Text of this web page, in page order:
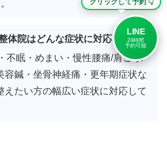
体院はどんな症状に対応？
不眠・めまい・慢性腰痛/肩こり/
容鍼・坐骨神経痛・更年期症状な
えたい方の幅広い症状に対応して
LINE
24時間
予約可能